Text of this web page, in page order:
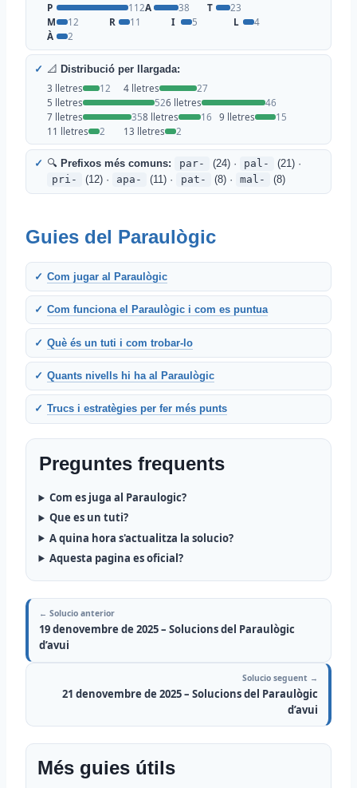
P 112A 38 T
23
M
12 R 11 I 5 L
4
À
2
📐 Distribució per llargada:
3 lletres 12 4 lletres
27
5 lletres
526 lletres
46
7 lletres
358 lletres 16 9 lletres
15
11 lletres
2 13 lletres 2
🔍 Prefixos més comuns: par- (24) · pal-
(21) ·
pri-
(12) · apa- (11) · pat- (8) · mal- (8)
Guies del Paraulògic
Com jugar al Paraulògic
Com funciona el Paraulògic i com es puntua
Què és un tuti i com trobar-lo
Quants nivells hi ha al Paraulògic
Trucs i estratègies per fer més punts
Preguntes frequents
Com es juga al Paraulogic?
Que es un tuti?
A quina hora s'actualitza la solucio?
Aquesta pagina es oficial?
← Solucio anterior
19 denovembre de 2025 – Solucions del Paraulògic
d’avui
Solucio seguent →
21 denovembre de 2025 – Solucions del Paraulògic
d’avui
Més guies útils